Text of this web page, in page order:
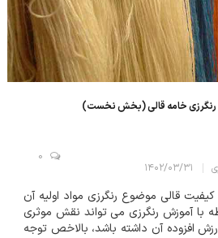
رنگرزی خامه قالی (بخش نخست)
۱۴۰۲/۰۳/۳۱
0
کیفیت قالی موضوع رنگرزی مواد اولیه آن
با آموزش رنگرزی می تواند نقش موثری
افزوده آن داشته باشد، بالاخص توجه